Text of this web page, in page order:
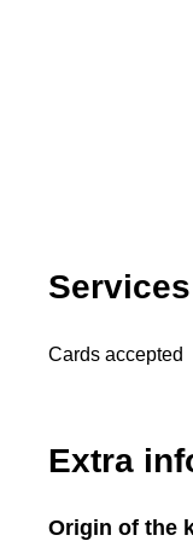
Services
Cards accepted
Extra
Origin of the